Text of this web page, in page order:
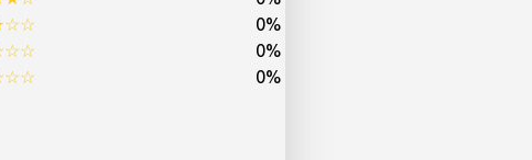
☆☆ 0%
☆☆ 0%
☆☆ 0%